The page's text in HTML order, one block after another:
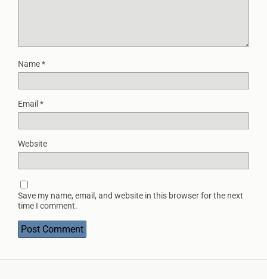
Name*
Email *
Website
Save my name, email, and website in this browser for the next
time I comment.